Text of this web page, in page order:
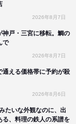
2026年8月7日
戸・三宮に移転。鯛の
で
2026年8月7日
通える価格帯に予約が殺
2026年8月6日
たいな外観なのに、出
、料理の鉄人の系譜を